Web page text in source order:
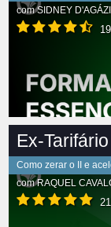
comSIDNEY
Ex-Tarifário
Como zerar o II e
comRAQUEL